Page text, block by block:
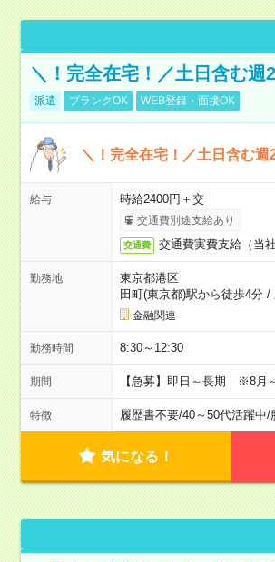
＼！完全在宅！／土日含む週
派遣 ブランクOK WEB登録・面接OK
＼！完全在宅！／土日含む
給与 時給2400円＋交
交通費別途支給あり
交通費 交通費実費支給（当
勤務地
東京都港区
田町(東京都)駅から徒歩4分/
金融関連
勤務時間 8:30～12:30
期間 【急募】即日～長期 ※8月
特徴 履歴書不要/40～50代活躍中/
気になる！